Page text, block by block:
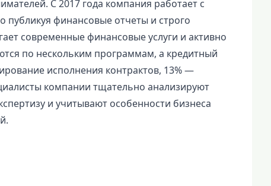
С 2017 года компания работает с
финансовые отчеты и строго
современные финансовые услуги и активно
по нескольким программам, а кредитный
исполнения контрактов, 13% —
компании тщательно анализируют
и учитывают особенности бизнеса